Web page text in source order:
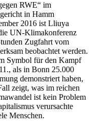
RWE“ im
in Hamm
2016 ist Lliuya
UN-Klimakonferenz
Zugfahrt vom
beobachtet werden.
Symbol für den Kampf
als in Bonn 25.000
demonstriert haben,
zeigt, was im reichen
ist kein Problem
verursachte
Menschen.